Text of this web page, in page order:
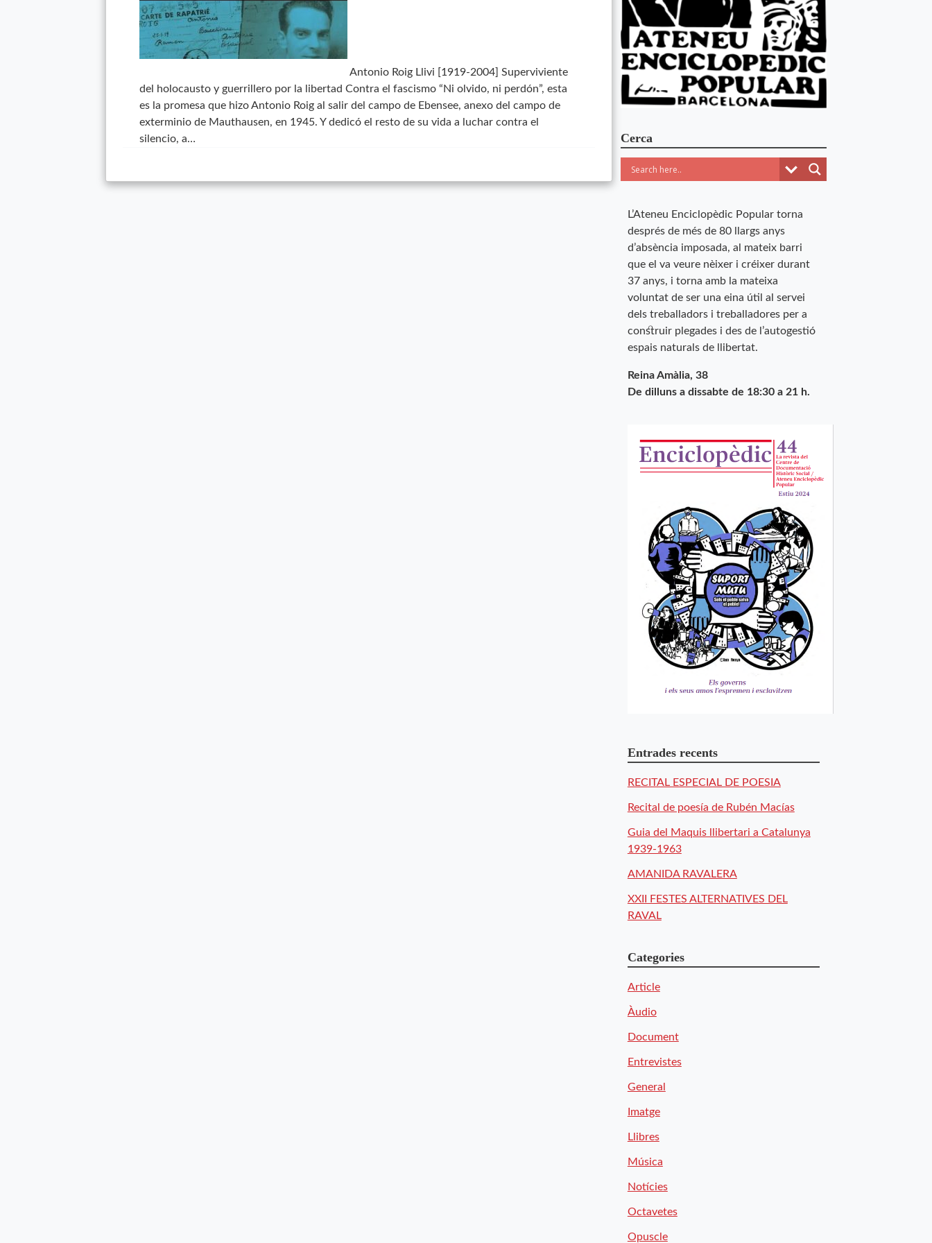
Antonio Roig Llivi [1919-2004] Superviviente
del holocausto y guerrillero por la libertad Contra el fascismo “Ni olvido, ni perdón”, esta
es la promesa que hizo Antonio Roig al salir del campo de Ebensee, anexo del campo de
exterminio de Mauthausen, en 1945. Y dedicó el resto de su vida a luchar contra el
silencio, a…
Cerca
L’Ateneu Enciclopèdic Popular torna
després de més de 80 llargs anys
d’absència imposada, al mateix barri
que el va veure nèixer i créixer durant
37 anys, i torna amb la mateixa
voluntat de ser una eina útil al servei
dels treballadors i treballadores per a
construir plegades i des de l’autogestió
espais naturals de llibertat.
Reina Amàlia, 38
De dilluns a dissabte de 18:30 a 21 h.
Entrades recents
RECITAL ESPECIAL DE POESIA
Recital de poesía de Rubén Macías
Guia del Maquis llibertari a Catalunya
1939-1963
AMANIDA RAVALERA
XXII FESTES ALTERNATIVES DEL
RAVAL
Categories
Article
Àudio
Document
Entrevistes
General
Imatge
Llibres
Música
Notícies
Octavetes
Opuscle